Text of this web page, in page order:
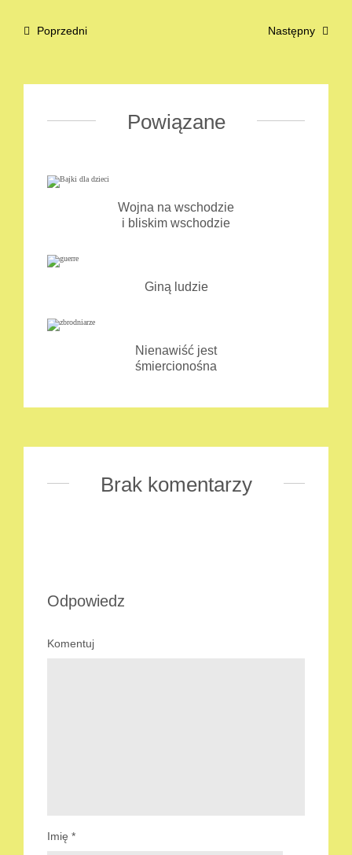
Następny
Poprzedni
Powiązane
Wojna na wschodzie
i bliskim wschodzie
Giną ludzie
Nienawiść jest
śmiercionośna
Brak komentarzy
Odpowiedz
Komentuj
Imię *